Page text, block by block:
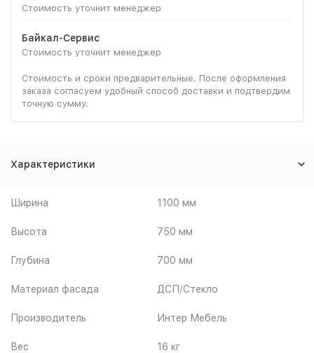
Стоимость уточнит менеджер
Байкал-Сервис
Стоимость уточнит менеджер
Стоимость и сроки предварительные. После оформления
заказа согласуем удобный способ доставки и подтвердим
точную сумму.
Характеристики
Ширина 1100 мм
Высота 750 мм
Глубина 700 мм
Материал фасада ДСП/Стекло
Производитель Интер Мебель
Вес 16 кг